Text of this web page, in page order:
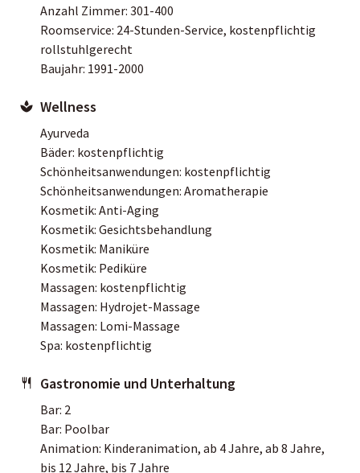
Anzahl Zimmer: 301-400
Roomservice: 24-Stunden-Service, kostenpflichtig
rollstuhlgerecht
Baujahr: 1991-2000
Wellness
Ayurveda
Bäder: kostenpflichtig
Schönheitsanwendungen: kostenpflichtig
Schönheitsanwendungen: Aromatherapie
Kosmetik: Anti-Aging
Kosmetik: Gesichtsbehandlung
Kosmetik: Maniküre
Kosmetik: Pediküre
Massagen: kostenpflichtig
Massagen: Hydrojet-Massage
Massagen: Lomi-Massage
Spa: kostenpflichtig
Gastronomie und Unterhaltung
Bar: 2
Bar: Poolbar
Animation: Kinderanimation, ab 4 Jahre, ab 8 Jahre,
bis 12 Jahre, bis 7 Jahre